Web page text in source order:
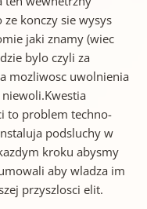
konczy sie wysys
jaki znamy (wiec
bylo czyli za
mozliwosc uwolnienia
to problem techno-
podsluchy w
kroku abysmy
aby wladza im
przyszlosci elit.